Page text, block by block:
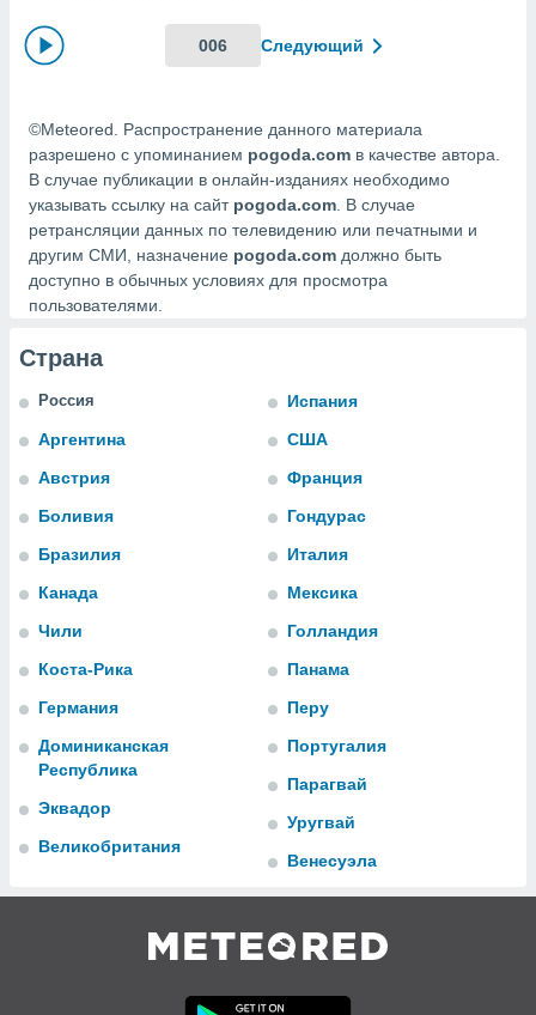
основе.
и
вы
на
всех
как
действия
рекламу
основе.
нашей
cookie
в
НАСТРОЙКИ
006 Следующий
©Meteored. Распространение данного материала
разрешено с упоминанием pogoda.com в качестве автора.
В случае публикации в онлайн-изданиях необходимо
указывать ссылку на сайт pogoda.com . В случае
ретрансляции данных по телевидению или печатными и
другим СМИ, назначение pogoda.com должно быть
доступно в обычных условиях для просмотра
пользователями.
Страна
Россия
Аргентина
Австрия
Боливия
Бразилия
Канада
Чили
Коста-Рика
Германия
Доминиканская
Республика
Эквадор
Великобритания
Испания
США
Франция
Гондурас
Италия
Мексика
Голландия
Панама
Перу
Португалия
Парагвай
Уругвай
Венесуэла